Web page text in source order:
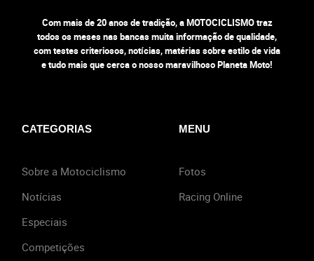
Com mais de 20 anos de tradição, a MOTOCICLISMO traz
todos os meses nas bancas muita informação de qualidade,
com testes criteriosos, notícias, matérias sobre estilo de vida
e tudo mais que cerca o nosso maravilhoso Planeta Moto!
CATEGORIAS
Sobre a Motociclismo
Notícias
Especiais
Competições
MENU
Fotos
Racing Online